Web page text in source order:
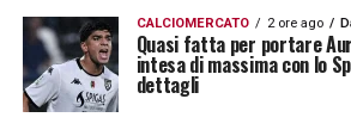
approfondimenti.
LA PLAYLIST DELLE NOSTRE
CALCIOMERCATO 2 ore ago
Quasi fatta per portare
intesa di massima con lo
dettagli